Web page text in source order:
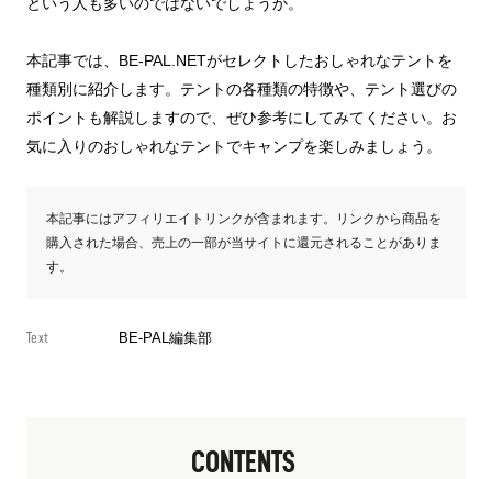
本記事では、BE-PAL.NETがセレクトしたおしゃれなテントを
種類別に紹介します。テントの各種類の特徴や、テント選びの
ポイントも解説しますので、ぜひ参考にしてみてください。お
気に入りのおしゃれなテントでキャンプを楽しみましょう。
本記事にはアフィリエイトリンクが含まれます。リンクから商品を
購入された場合、売上の一部が当サイトに還元されることがありま
す。
Text BE-PAL編集部
CONTENTS